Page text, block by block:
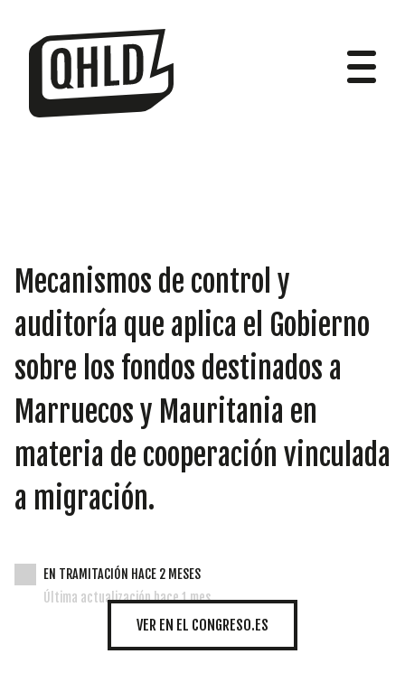
GRUPOS
INICIATIVAS
TEMÁTICAS
Mecanismos de control y
auditoría que aplica el Gobierno
sobre los fondos destinados a
Marruecos y Mauritania en
materia de cooperación vinculada
a migración.
EN TRAMITACIÓN HACE 2 MESES
Última actualización hace 1 mes
VER EN EL CONGRESO.ES